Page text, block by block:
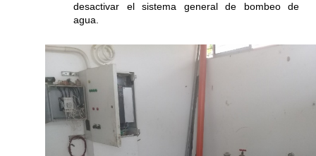
desactivar el sistema general de bombeo de
agua.